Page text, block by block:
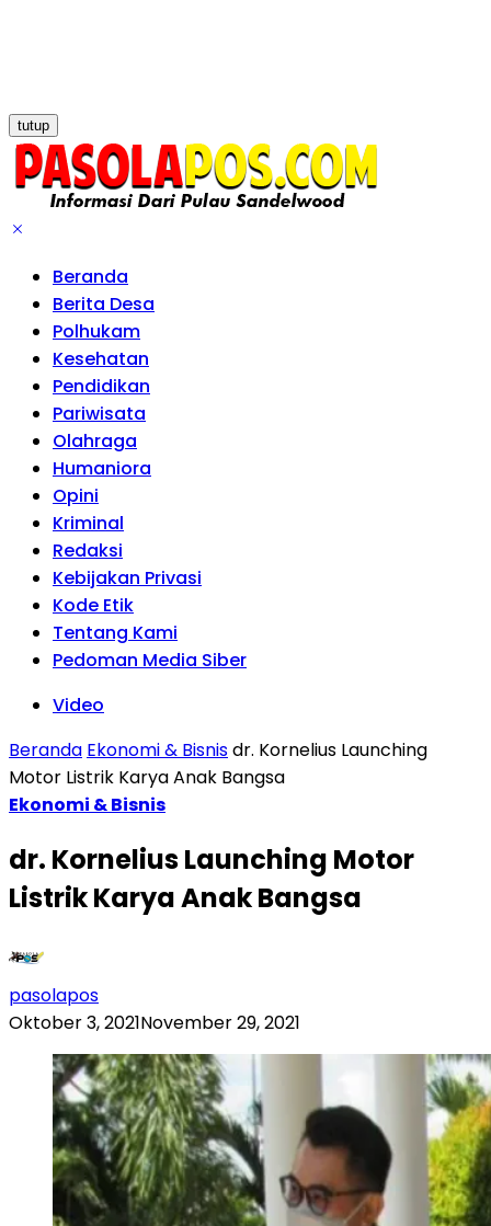
tutup
Beranda
Berita Desa
Polhukam
Kesehatan
Pendidikan
Pariwisata
Olahraga
Humaniora
Opini
Kriminal
Redaksi
Kebijakan Privasi
Kode Etik
Tentang Kami
Pedoman Media Siber
Video
Beranda Ekonomi & Bisnisdr. Kornelius Launching
Motor Listrik Karya Anak Bangsa
Ekonomi & Bisnis
dr. Kornelius Launching Motor
Listrik Karya Anak Bangsa
pasolapos
Oktober 3, 2021November 29, 2021